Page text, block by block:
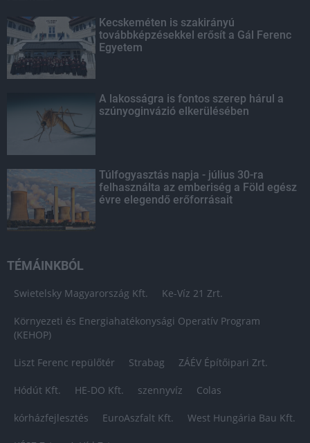
Kecskeméten is szakirányú
továbbképzésekkel erősít a Gál Ferenc
Egyetem
A lakosságra is fontos szerep hárul a
szúnyoginvázió elkerülésében
Túlfogyasztás napja - július 30-ra
felhasználta az emberiség a Föld egész
évre elegendő erőforrásait
TÉMÁINKBÓL
Swietelsky Magyarország Kft. Ke-Víz 21 Zrt.
Környezeti és Energiahatékonysági Operatív Program
(KEHOP)
Liszt Ferenc repülőtér Strabag ZÁÉV Építőipari Zrt.
Hódút Kft. HE-DO Kft. szennyvíz Colas
kórházfejlesztés EuroAszfalt Kft. West Hungária Bau Kft.